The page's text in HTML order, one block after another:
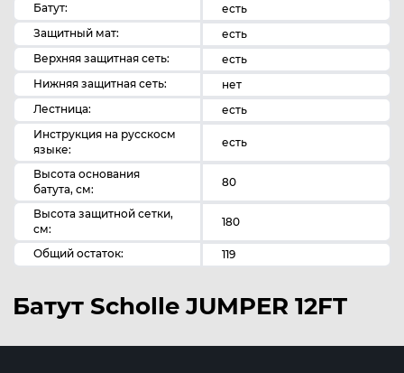
Батут:
есть
Защитный мат:
есть
Верхняя защитная сеть:
есть
Нижняя защитная сеть:
нет
Лестница:
есть
Инструкция на русскосм
языке:
есть
Высота основания
батута, см:
80
Высота защитной сетки,
см:
180
Общий остаток: 119
Батут Scholle JUMPER 12FT